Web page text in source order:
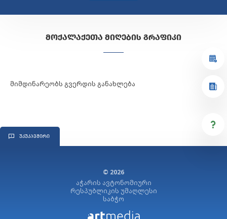
ᲣᲙᲣᲙᲐᲕᲨᲘᲠᲘ
ᲛᲝᲥᲐᲚᲐᲥᲔᲗᲐ ᲛᲘᲦᲔᲑᲘᲡ ᲒᲠᲐᲤᲘᲙᲘ
მიმდინარეობს გვერდის განახლება
© 2026
აჭარის ავტონომიური
რესპუბლიკის უმაღლესი
საბჭო